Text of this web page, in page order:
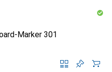
Marker 301